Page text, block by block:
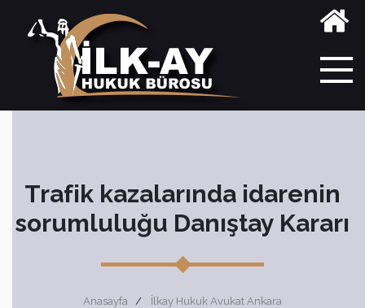
Trafik kazalarında idarenin
sorumluluğu Danıştay Kararı
Anasayfa
İlkay Hukuk Avukat Ankara